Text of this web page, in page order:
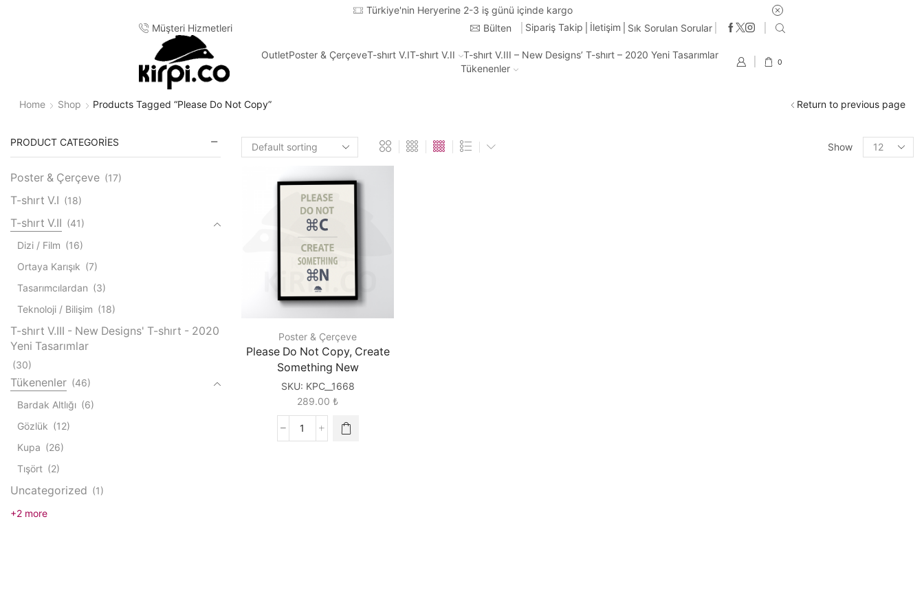
Türkiye'nin Heryerine 2-3 iş günü içinde kargo
Müşteri Hizmetleri
Bülten Sipariş Takip İletişim Sık Sorulan Sorular
OutletPoster & ÇerçeveT-shırt V.IT-shırt V.II
T-shırt V.III – New Designs’ T-shırt – 2020 Yeni Tasarımlar
Tükenenler
0
Home Shop Products Tagged “please Do Not Copy” Return to previous page
Show
Products
per
Poster & Çerçeve
Please Do Not Copy, Create
Something New
SKU: KPC__1668
289.00 ₺
Please
PRODUCT CATEGORIES
Poster & Çerçeve (17)
T-shırt V.I (18)
T-shırt V.II (41)
Dizi / Film (16)
Ortaya Karışık (7)
Tasarımcılardan (3)
Teknoloji / Bilişim (18)
T-shırt V.III - New Designs' T-shırt - 2020
Yeni Tasarımlar
(30)
Tükenenler (46)
Bardak Altlığı (6)
Gözlük (12)
Kupa (26)
Tışört (2)
Uncategorized (1)
+2 more